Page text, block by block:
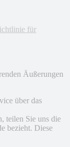
für
Äußerungen
über das
teilen Sie uns die
bezieht. Diese